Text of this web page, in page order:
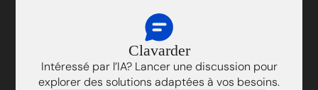
Clavarder
Intéressé par l’IA? Lancer une discussion pour
explorer des solutions adaptées à vos besoins.